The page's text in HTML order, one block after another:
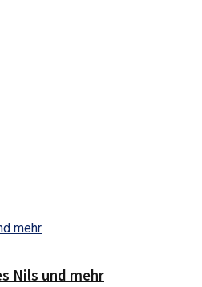
Nils und mehr